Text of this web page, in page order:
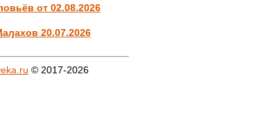
от 02.08.2026
20.07.2026
© 2017-2026